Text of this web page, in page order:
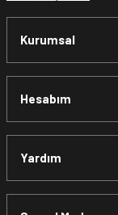
Kurumsal
Hesabım
Yardım